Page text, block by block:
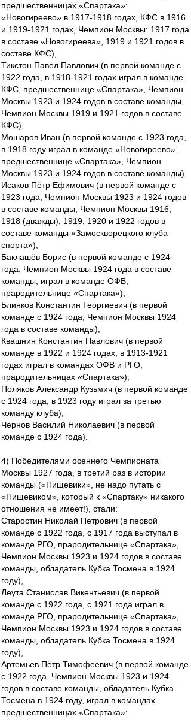
предшественницах «Спартака»:
«Новогиреево» в 1917-1918 годах, КФС в 1916
и 1919-1921 годах, Чемпион Москвы: 1917 года
в составе «Новогиреева», 1919 и 1921 годов в
составе КФС),
Тикстон Павел Павлович (в первой команде с
1922 года, в 1918-1921 годах играл в команде
КФС, предшественнице «Спартака», Чемпион
Москвы 1923 и 1924 годов в составе команды,
Чемпион Москвы 1919 и 1921 годов в составе
КФС),
Мошаров Иван (в первой команде с 1923 года,
в 1918 году играл в команде «Новогиреево»,
предшественнице «Спартака», Чемпион
Москвы 1923 и 1924 годов в составе команды),
Исаков Пётр Ефимович (в первой команде с
1923 года, Чемпион Москвы 1923 и 1924 годов
в составе команды, Чемпион Москвы 1916,
1918 (дважды), 1919, 1920 и 1922 годов в
составе команды «Замоскворецкого клуба
спорта»),
Баклашёв Борис (в первой команде с 1924
года, Чемпион Москвы 1924 года в составе
команды, играл в команде ОФВ,
прародительнице «Спартака»),
Блинков Константин Георгиевич (в первой
команде с 1924 года, Чемпион Москвы 1924
года в составе команды),
Квашнин Константин Павлович (в первой
команде в 1922 и 1924 годах, в 1913-1921
годах играл в командах ОФВ и РГО,
прародительницах «Спартака»),
Поляков Александр Кузьмич (в первой команде
с 1924 года, в 1923 году играл за третью
команду клуба),
Чернов Василий Николаевич (в первой
команде с 1924 года).
4) Победителями осеннего Чемпионата
Москвы 1927 года, в третий раз в истории
команды («Пищевики», не надо путать с
«Пищевиком», который к «Спартаку» никакого
отношения не имеет!), стали:
Старостин Николай Петрович (в первой
команде с 1922 года, с 1917 года выступал в
команде РГО, прародительнице «Спартака»,
Чемпион Москвы 1923 и 1924 годов в составе
команды, обладатель Кубка Тосмена в 1924
году),
Леута Станислав Викентьевич (в первой
команде с 1922 года, с 1921 года играл в
команде РГО, прародительнице «Спартака»,
Чемпион Москвы 1923 и 1924 годов в составе
команды, обладатель Кубка Тосмена в 1924
году),
Артемьев Пётр Тимофеевич (в первой команде
с 1922 года, Чемпион Москвы 1923 и 1924
годов в составе команды, обладатель Кубка
Тосмена в 1924 году, играл в командах
предшественницах «Спартака»: